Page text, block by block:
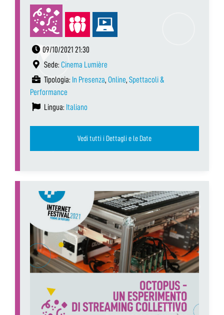
09/10/2021 21:30
Sede: Cinema Lumière
Tipologia: In Presenza, Online, Spettacoli &
Performance
Lingua: Italiano
Vedi tutti i Dettagli e le Date